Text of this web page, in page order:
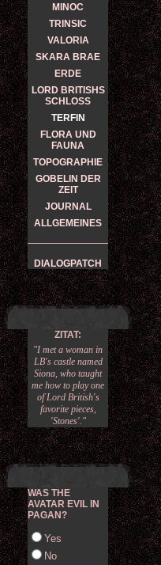
MINOC
TRINSIC
VALORIA
SKARA BRAE
ERDE
LORD BRITISHS
SCHLOSS
TERFIN
FLORA UND
FAUNA
TOPOGRAPHIE
GOBELIN DER
ZEIT
JOURNAL
ALLGEMEINES
DIALOGPATCH
ZITAT:
"I met a woman in
LB's castle named
Siona, who taught
me how to play one
of Lord British's
favorite pieces,
'Stones'."
WAS THE
AVATAR EVIL IN
PAGAN?
Yes
No